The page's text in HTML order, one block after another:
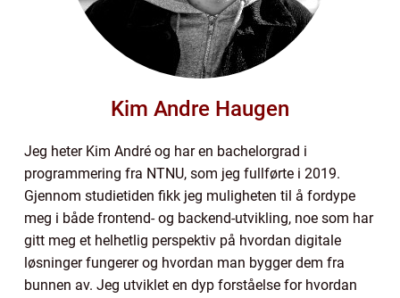
Kim Andre Haugen
Jeg heter Kim André og har en bachelorgrad i
programmering fra NTNU, som jeg fullførte i 2019.
Gjennom studietiden fikk jeg muligheten til å fordype
meg i både frontend- og backend-utvikling, noe som har
gitt meg et helhetlig perspektiv på hvordan digitale
løsninger fungerer og hvordan man bygger dem fra
bunnen av. Jeg utviklet en dyp forståelse for hvordan